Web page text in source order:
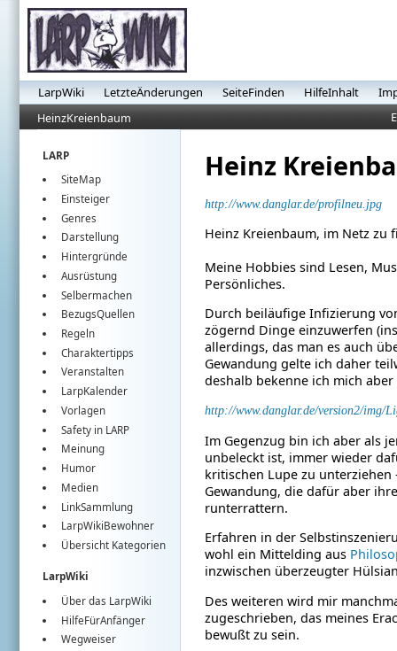
LarpWiki LetzteÄnderungen SeiteFinden HilfeInhalt
HeinzKreienbaum
LARP
SiteMap
Einsteiger
Genres
Darstellung
Hintergründe
Ausrüstung
Selbermachen
BezugsQuellen
Regeln
Charaktertipps
Veranstalten
LarpKalender
Vorlagen
Safety in LARP
Meinung
Humor
Medien
LinkSammlung
LarpWikiBewohner
Übersicht Kategorien
LarpWiki
Über das LarpWiki
HilfeFürAnfänger
Wegweiser
Heinz
http://www.danglar.de/profilneu.jpg
Heinz Kreienbaum, im Netz
Meine Hobbies sind Lesen,
Persönliches.
Durch beiläufige Infizierung
zögernd Dinge einzuwerfen
allerdings, das man es auch
Gewandung gelte ich daher
deshalb bekenne ich mich
http://www.danglar.de/version2/img/
Im Gegenzug bin ich aber als
unbeleckt ist, immer wieder
kritischen Lupe zu
Gewandung, die dafür aber
runterrattern.
Erfahren in der
wohl ein Mittelding aus
inzwischen überzeugter
Des weiteren wird mir
zugeschrieben, das meines
bewußt zu sein.